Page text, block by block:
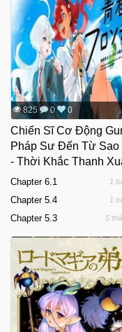
825 0 0
Chiến Sĩ Cơ Động
Pháp Sư Đến Từ Sao
- Thời Khắc Thanh
Chapter 6.1 1
Chapter 5.4 1
Chapter 5.3 5